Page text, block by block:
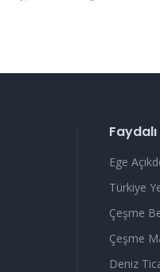
Ege
Türkiye
Çeşme
Çeşme
Deniz